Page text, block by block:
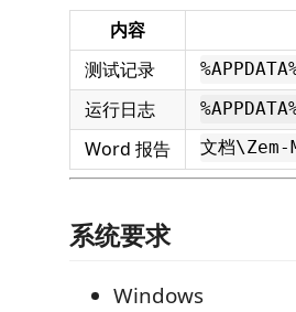
内容
测试记录
运行日志
Word 报告 文档
系统要求
Windows